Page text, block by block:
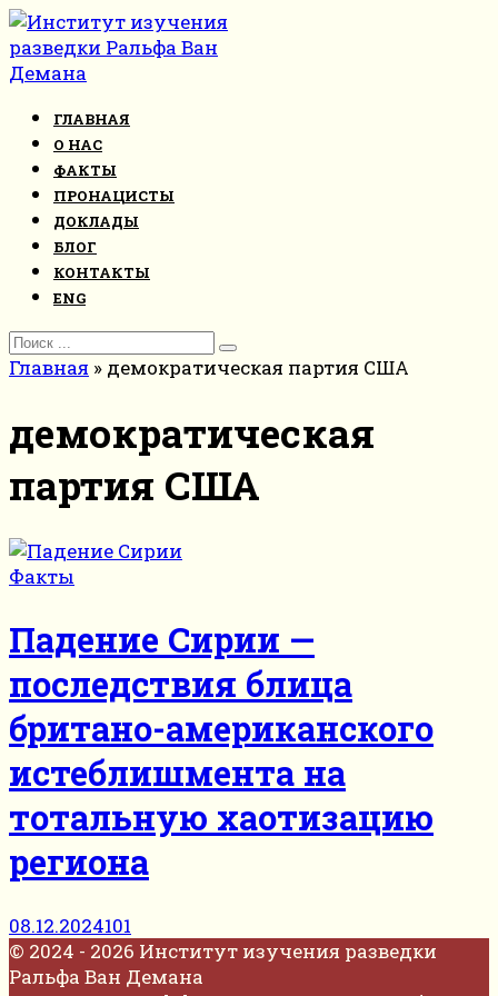
Перейти
к
контенту
ГЛАВНАЯ
О НАС
ФАКТЫ
ПРОНАЦИСТЫ
ДОКЛАДЫ
БЛОГ
КОНТАКТЫ
ENG
Search
for:
Главная » демократическая партия США
демократическая
партия США
Факты
Падение Сирии —
последствия блица
британо-американского
истеблишмента на
тотальную хаотизацию
региона
08.12.2024101
© 2024 - 2026 Институт изучения разведки
Ральфа Ван Демана